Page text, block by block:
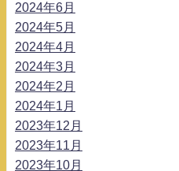
2024年6月
2024年5月
2024年4月
2024年3月
2024年2月
2024年1月
2023年12月
2023年11月
2023年10月